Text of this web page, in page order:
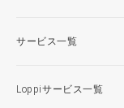
サービス一覧
Loppiサービス一覧